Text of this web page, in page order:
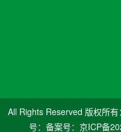
All Rights Reserved 版权所
号： 备案号：京ICP备